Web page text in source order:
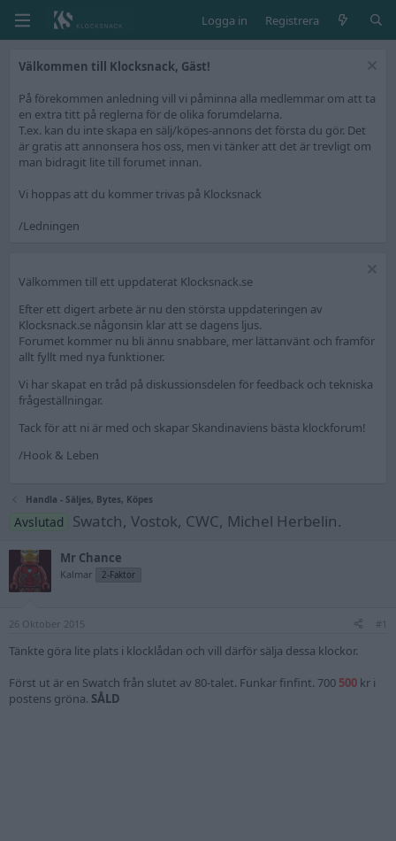
Logga in Registrera
Välkommen till Klocksnack, Gäst!
På förekommen anledning vill vi påminna alla medlemmar om att ta
en extra titt på reglerna för de olika forumdelarna.
T.ex. kan du inte skapa en sälj/köpes-annons det första du gör. Det
är gratis att annonsera hos oss, men vi tänker att det är trevligt om
man bidragit lite till forumet innan.
Vi hoppas att du kommer trivas på Klocksnack
/Ledningen
Välkommen till ett uppdaterat Klocksnack.se
Efter ett digert arbete är nu den största uppdateringen av
Klocksnack.se någonsin klar att se dagens ljus.
Forumet kommer nu bli ännu snabbare, mer lättanvänt och framför
allt fyllt med nya funktioner.
Vi har skapat en tråd på diskussionsdelen för feedback och tekniska
frågeställningar.
Tack för att ni är med och skapar Skandinaviens bästa klockforum!
/Hook & Leben
Handla - Säljes, Bytes, Köpes
Avslutad Swatch, Vostok, CWC, Michel Herbelin.
Mr Chance
Kalmar 2-Faktor
26 Oktober 2015 #1
Tänkte göra lite plats i klocklådan och vill därför sälja dessa klockor.
Först ut är en Swatch från slutet av 80-talet. Funkar finfint. 700 500 kr i
postens gröna. SÅLD